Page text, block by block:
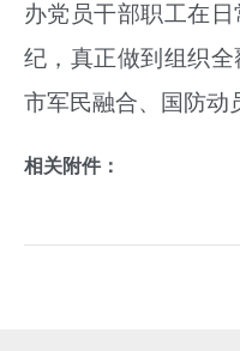
办党员干部职工在日
纪 ，真正做到组织
市军民融合、国防动
相关附件：